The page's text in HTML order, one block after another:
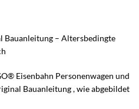
Bauanleitung – Altersbedingte
Eisenbahn Personenwagen und
Bauanleitung , wie abgebildet